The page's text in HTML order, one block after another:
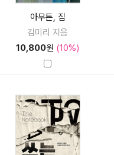
아무튼, 집
김미리 지음
10,800원 (10%)